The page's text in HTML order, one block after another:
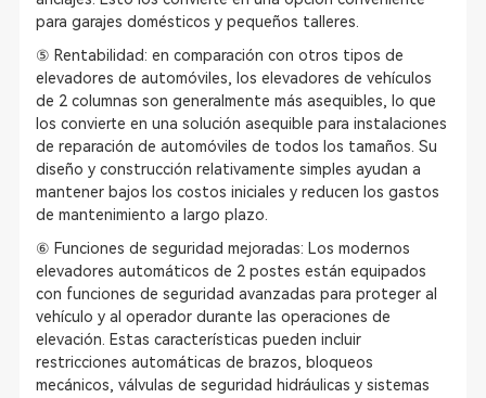
para garajes domésticos y pequeños talleres.
⑤ Rentabilidad: en comparación con otros tipos de
elevadores de automóviles, los elevadores de vehículos
de 2 columnas son generalmente más asequibles, lo que
los convierte en una solución asequible para instalaciones
de reparación de automóviles de todos los tamaños. Su
diseño y construcción relativamente simples ayudan a
mantener bajos los costos iniciales y reducen los gastos
de mantenimiento a largo plazo.
⑥ Funciones de seguridad mejoradas: Los modernos
elevadores automáticos de 2 postes están equipados
con funciones de seguridad avanzadas para proteger al
vehículo y al operador durante las operaciones de
elevación. Estas características pueden incluir
restricciones automáticas de brazos, bloqueos
mecánicos, válvulas de seguridad hidráulicas y sistemas